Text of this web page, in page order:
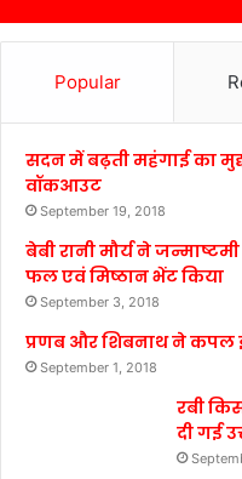
Popular
सदन में बढ़ती महंगाई का
वॉकआउट
September 19, 2018
बेबी रानी मौर्य ने
फल एवं मिष्ठान भेंट किया
September 3, 2018
प्रणब और शिबनाथ ने कपल
September 1, 2018
रबी
दी गई